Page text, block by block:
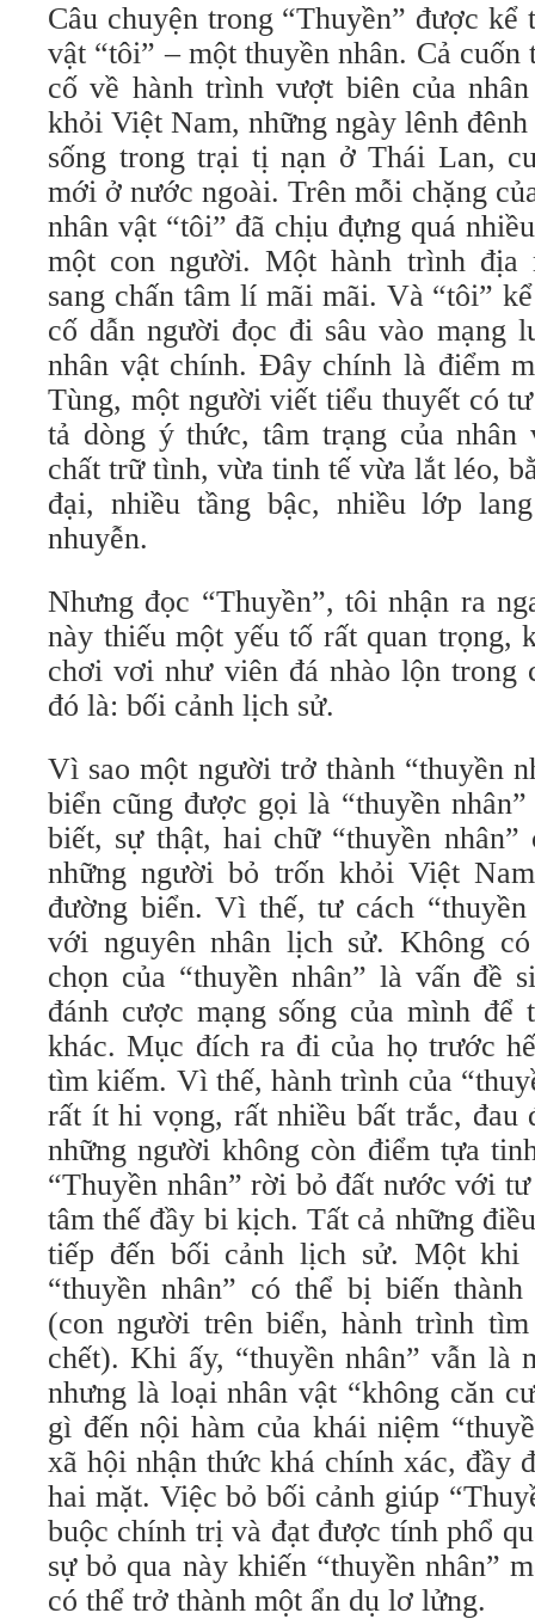
Câu chuyện trong “Thuyền” được kể
vật “tôi” – một thuyền nhân. Cả
cố về hành trình vượt biên của
khỏi Việt Nam, những ngày lênh
sống trong trại tị nạn ở Thái Lan,
mới ở nước ngoài. Trên mỗi chặng
nhân vật “tôi” đã chịu đựng quá
một con người. Một hành trình địa
sang chấn tâm lí mãi mãi. Và “tôi”
cố dẫn người đọc đi sâu vào mạng
nhân vật chính. Đây chính là điểm
Tùng, một người viết tiểu thuyết có
tả dòng ý thức, tâm trạng của
chất trữ tình, vừa tinh tế vừa lắt léo,
đại, nhiều tầng bậc, nhiều lớp
nhuyễn.
Nhưng đọc “Thuyền”, tôi nhận ra
này thiếu một yếu tố rất quan trọng,
chơi vơi như viên đá nhào lộn trong
đó là: bối cảnh lịch sử.
Vì sao một người trở thành “thuyền
biển cũng được gọi là “thuyền
biết, sự thật, hai chữ “thuyền
những người bỏ trốn khỏi Việt
đường biển. Vì thế, tư cách “thuyền
với nguyên nhân lịch sử. Không
chọn của “thuyền nhân” là vấn đề
đánh cược mạng sống của mình để
khác. Mục đích ra đi của họ trước
tìm kiếm. Vì thế, hành trình của
rất ít hi vọng, rất nhiều bất trắc, đau
những người không còn điểm tựa
“Thuyền nhân” rời bỏ đất nước với
tâm thế đầy bi kịch. Tất cả những
tiếp đến bối cảnh lịch sử. Một
“thuyền nhân” có thể bị biến
(con người trên biển, hành trình
chết). Khi ấy, “thuyền nhân” vẫn là
nhưng là loại nhân vật “không căn
gì đến nội hàm của khái niệm
xã hội nhận thức khá chính xác, đầy
hai mặt. Việc bỏ bối cảnh giúp
buộc chính trị và đạt được tính phổ
sự bỏ qua này khiến “thuyền nhân”
có thể trở thành một ẩn dụ lơ lửng.